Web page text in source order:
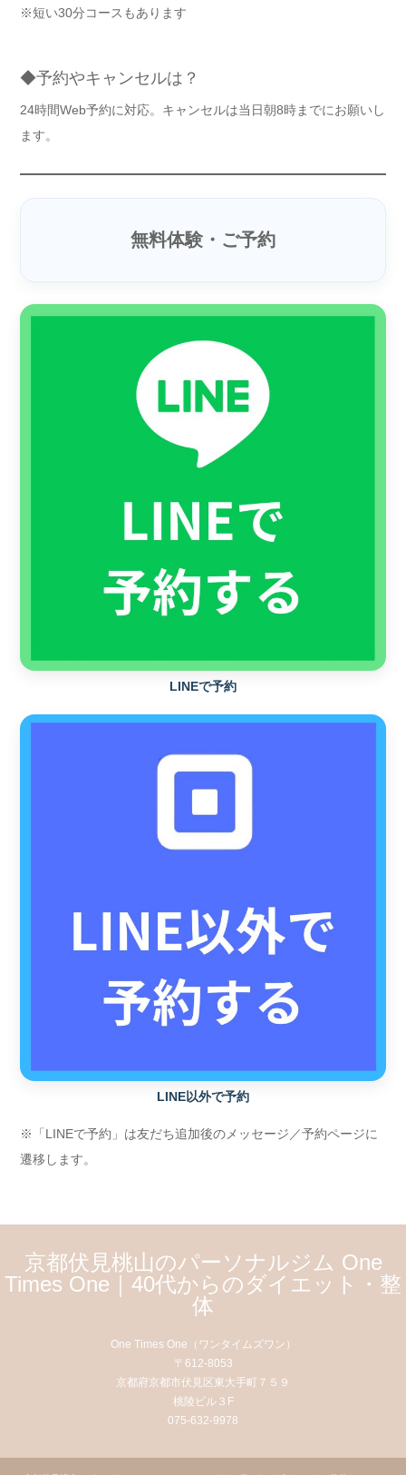
※短い30分コースもあります
◆予約やキャンセルは？
24時間Web予約に対応。キャンセルは当日朝8時までにお願いし
ます。
無料体験・ご予約
LINEで予約
LINE以外で予約
※「LINEで予約」は友だち追加後のメッセージ／予約ページに
遷移します。
京都伏見桃山のパーソナルジム One
Times One｜40代からのダイエット・整
体
One Times One（ワンタイムズワン）
〒612-8053
京都府京都市伏見区東大手町７５９
桃陵ビル３F
075-632-9978